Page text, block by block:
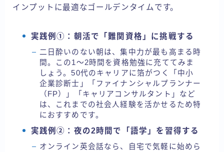
インプットに最適なゴールデンタイムです。
実践例①：朝活で「難関資格」に挑戦する
二日酔いのない朝は、集中力が最も高まる時
間。この1〜2時間を資格勉強に充ててみま
しょう。50代のキャリアに箔がつく「中小
企業診断士」「ファイナンシャルプランナー
（FP）」「キャリアコンサルタント」など
は、これまでの社会人経験を活かせるため特
におすすめです。
実践例②：夜の2時間で「語学」を習得する
オンライン英会話なら、自宅で気軽に始めら